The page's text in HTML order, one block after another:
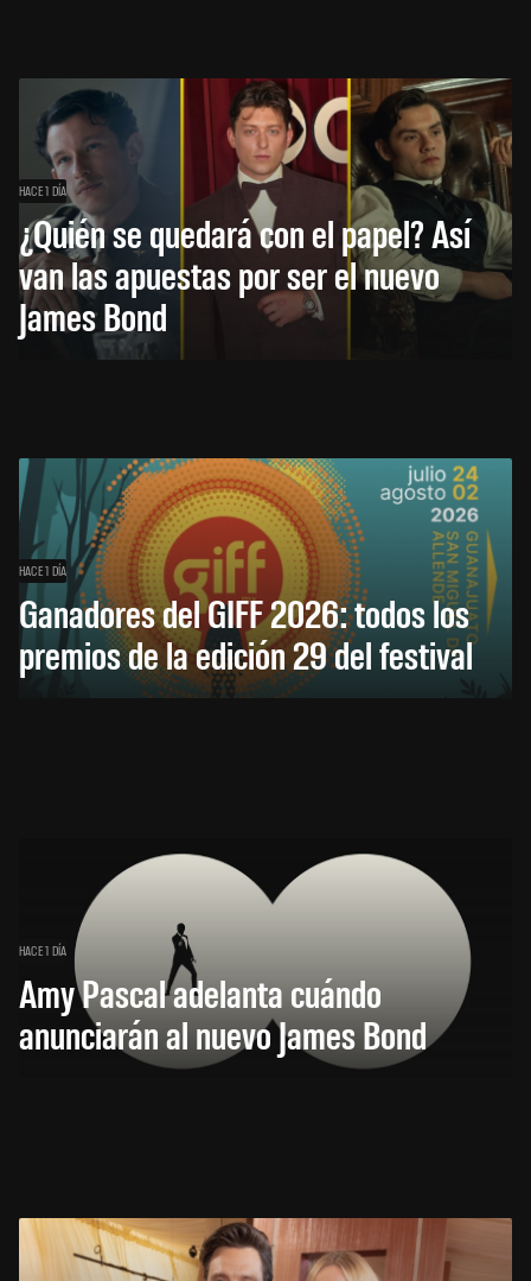
HACE 1 DÍA
¿Quién se quedará con el papel? Así
van las apuestas por ser el nuevo
James Bond
HACE 1 DÍA
Ganadores del GIFF 2026: todos los
premios de la edición 29 del festival
HACE 1 DÍA
Amy Pascal adelanta cuándo
anunciarán al nuevo James Bond